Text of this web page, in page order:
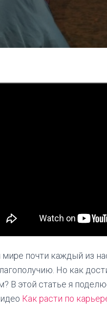
почти каждый из
Но как
В этой статье я
Как расти по